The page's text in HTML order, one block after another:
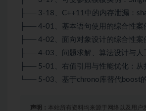
├── 3-18、C++11中的内存泄漏：
├── 4-01、基本语句使用的综合性案
├── 4-02、面向对象设计的综合性案
├── 4-03、问题求解、算法设计与人
├── 5-01、右值引用与性能优化：从
└── 5-03、基于chrono库替代boost
声明： 本站所有资料均来源于网络以及用户